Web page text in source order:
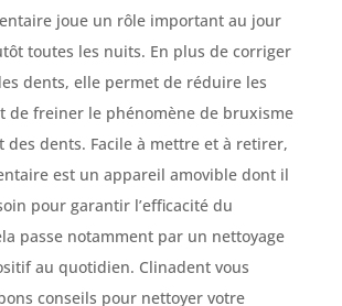
joue un rôle important au jour
toutes les nuits. En plus de corriger
dents, elle permet de réduire les
de freiner le phénomène de bruxisme
des dents. Facile à mettre et à retirer,
est un appareil amovible dont il
pour garantir l’efficacité du
passe notamment par un nettoyage
au quotidien. Clinadent vous
conseils pour nettoyer votre